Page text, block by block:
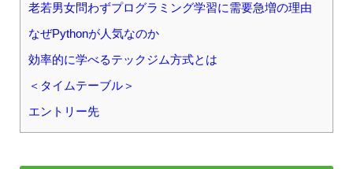
老若男女問わずプログラミング学習に需要急増の理由
なぜPythonが人気なのか
効率的に学べるテックジム方式とは
＜タイムテーブル＞
エントリー先